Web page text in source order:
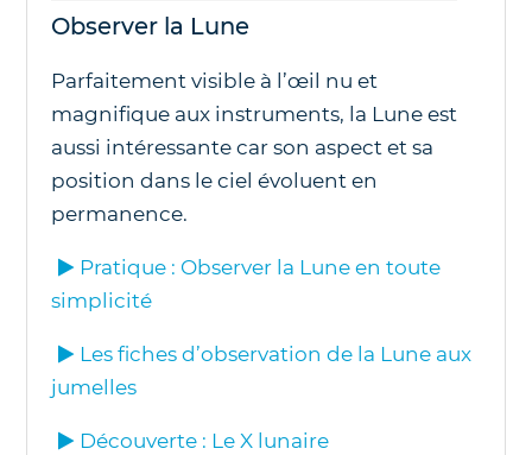
Observer la Lune
Parfaitement visible à l’œil nu et
magnifique aux instruments, la Lune est
aussi intéressante car son aspect et sa
position dans le ciel évoluent en
permanence.
Pratique : Observer la Lune en toute
simplicité
Les fiches d’observation de la Lune aux
jumelles
Découverte : Le X lunaire